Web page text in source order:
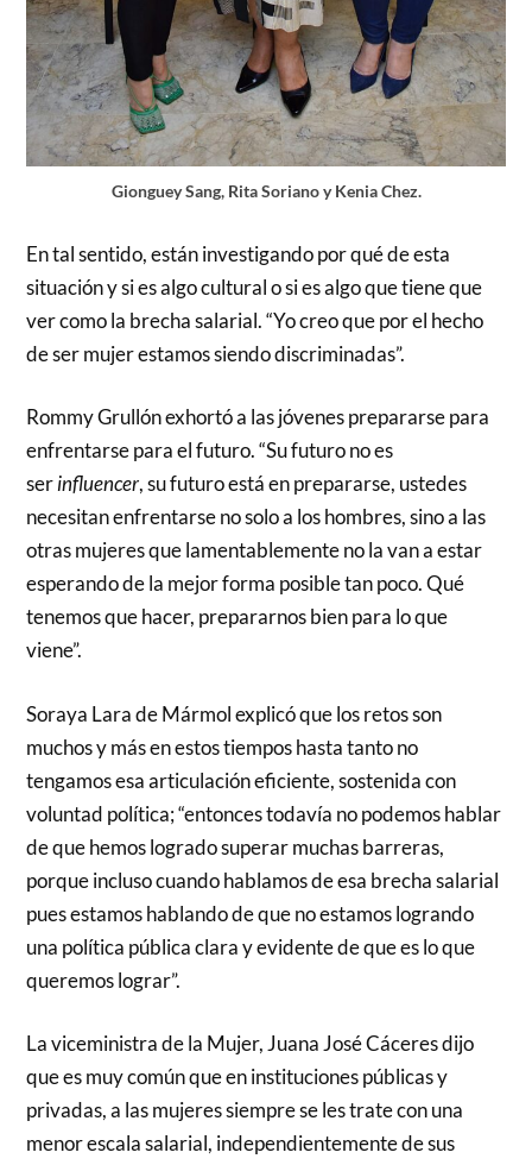
Gionguey Sang, Rita Soriano y Kenia Chez.
En tal sentido, están investigando por qué de esta
situación y si es algo cultural o si es algo que tiene que
ver como la brecha salarial. “Yo creo que por el hecho
de ser mujer estamos siendo discriminadas”.
Rommy Grullón exhortó a las jóvenes prepararse para
enfrentarse para el futuro. “Su futuro no es
serinfluencer, su futuro está en prepararse, ustedes
necesitan enfrentarse no solo a los hombres, sino a las
otras mujeres que lamentablemente no la van a estar
esperando de la mejor forma posible tan poco. Qué
tenemos que hacer, prepararnos bien para lo que
viene”.
Soraya Lara de Mármol explicó que los retos son
muchos y más en estos tiempos hasta tanto no
tengamos esa articulación eficiente, sostenida con
voluntad política; “entonces todavía no podemos hablar
de que hemos logrado superar muchas barreras,
porque incluso cuando hablamos de esa brecha salarial
pues estamos hablando de que no estamos logrando
una política pública clara y evidente de que es lo que
queremos lograr”.
La viceministra de la Mujer, Juana José Cáceres dijo
que es muy común que en instituciones públicas y
privadas, a las mujeres siempre se les trate con una
menor escala salarial, independientemente de sus